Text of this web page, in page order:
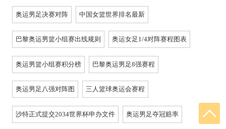
奥运男足决赛对阵 中国女篮世界排名最新
巴黎奥运男篮小组赛出线规则 奥运女足1/4对阵赛程图表
奥运男篮小组赛积分榜 巴黎奥运男足8强赛程
奥运男足八强对阵图 三人篮球奥运会赛程
沙特正式提交2034世界杯申办文件 奥运男足夺冠赔率